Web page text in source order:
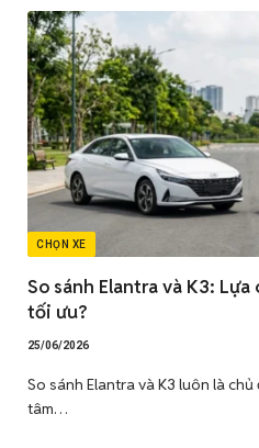
CHỌN XE
So sánh Elantra và K3:
tối ưu?
25/06/2026
So sánh Elantra và K3 luôn là
tâm…